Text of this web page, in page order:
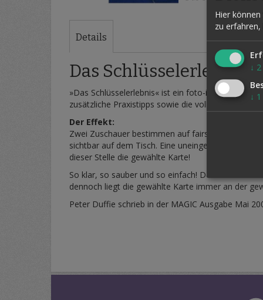
Details
Das Schlüsselerlebnis
»Das Schlüsselerlebnis« ist ein foto-illustriertes,
zusätzliche Praxistipps sowie die vollständige,
Der Effekt:
Zwei Zuschauer bestimmen auf fairste Art und
sichtbar auf dem Tisch. Eine uneingeweihte
dieser Stelle die gewählte Karte!
So klar, so sauber und so einfach! Der Effekt
dennoch liegt die gewählte Karte immer an der
Peter Duffie schrieb in der MAGIC Ausgabe Mai
Hier
zu
↓ 2
↓ 1